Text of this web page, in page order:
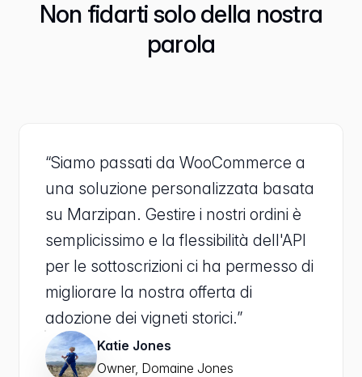
Non fidarti solo della nostra
parola
“Siamo passati da WooCommerce a
una soluzione personalizzata basata
su Marzipan. Gestire i nostri ordini è
semplicissimo e la flessibilità dell'API
per le sottoscrizioni ci ha permesso di
migliorare la nostra offerta di
adozione dei vigneti storici.”
Katie Jones
Owner, Domaine Jones